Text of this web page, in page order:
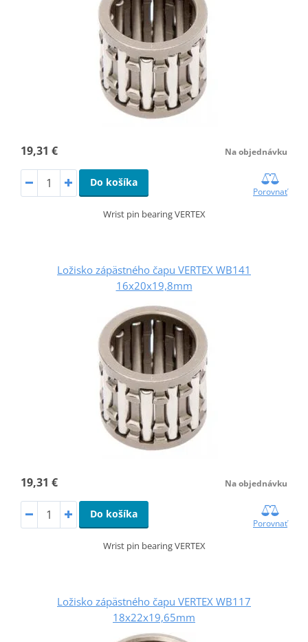
19,31 € Na objednávku
Do košíka
Porovnať
Wrist pin bearing VERTEX
Ložisko zápästného čapu VERTEX WB141
16x20x19,8mm
19,31 € Na objednávku
Do košíka
Porovnať
Wrist pin bearing VERTEX
Ložisko zápästného čapu VERTEX WB117
18x22x19,65mm